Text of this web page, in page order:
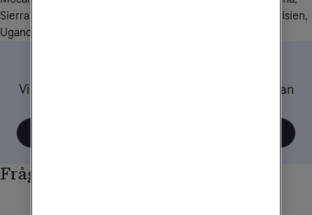
Sierra Leone, Sydafrika, Sudan, Tanzania, Tchad, Togo, Tunisien,
Uganda, Zambia.
Vi har samlat ett gäng tips och råd om hur du kan
Frågor och svar